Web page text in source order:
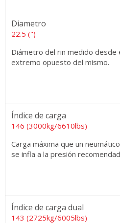
Diametro
22.5 (")
Diámetro del rin medido desde
extremo opuesto del mismo.
Índice de carga
146 (3000kg/6610lbs)
Carga máxima que un
se infla a la presión
Índice de carga dual
143 (2725kg/6005lbs)